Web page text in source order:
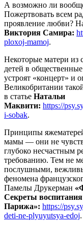
А возможно ли
Пожертвовать всем
проявление любви?
Виктория Самира:
ploxoj-mamoj.
Некоторые матери из
детей в
устроят «концерт» и
Великобритании
в статье Натальи
Маквити: https://
i-sobak.
Принципы
мамы — они не
глубоко несчастным
требованию. Тем не
послушными,
феномена
Памелы Друкерман
Секреты воспитания
Парижа»: https://
deti-ne-plyuyutsya-edoj.